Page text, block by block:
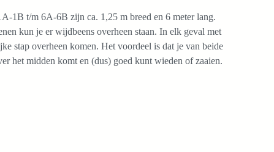
1B t/m 6A-6B zijn ca. 1,25 m breed en 6 meter lang.
kun je er wijdbeens overheen staan. In elk geval met
stap overheen komen. Het voordeel is dat je van beide
het midden komt en (dus) goed kunt wieden of zaaien.